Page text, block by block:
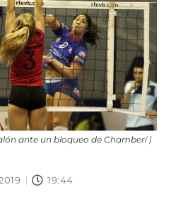
ante un bloqueo de Chamberí |
19:44